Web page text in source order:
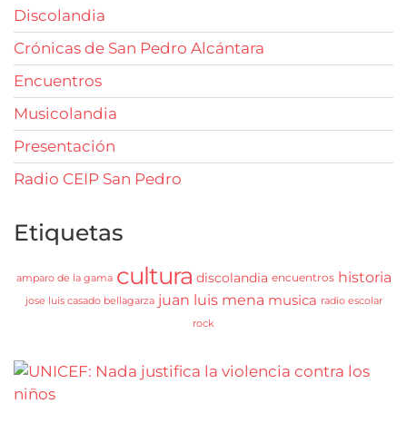
Discolandia
Crónicas de San Pedro Alcántara
Encuentros
Musicolandia
Presentación
Radio CEIP San Pedro
Etiquetas
amparo de la gama cultura discolandia encuentros historia
jose luis casado bellagarza juan luis mena musica radio escolar
rock